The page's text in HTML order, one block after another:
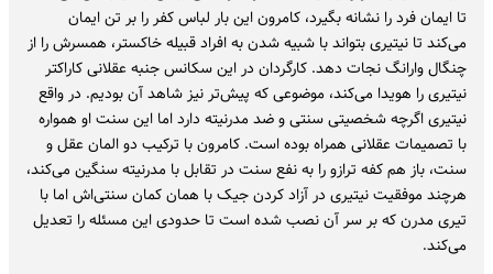
تا ایمان فرد را نشانه بگیرد، کامرون این بار لباس کفر را بر تن ایمان
می‌کند تا نیتیری بتواند با شبیه شدن به افراد قبیله خاکستر، همسرش را از
چنگال وارانگ نجات دهد. کارگردان در این سکانس جنبه عقلانی کاراکتر
نیتیری را هویدا می‌کند، موضوعی که پیش‌تر نیز شاهد آن بودیم. در واقع
نیتیری اگرچه شخصیتی سنتی و ضد مدرنیته دارد اما این سنت او همواره
با تصمیمات عقلانی همراه بوده است. کامرون با ترکیب دو المان عقل و
سنت، باز هم کفه ترازو را به نفع سنت در تقابل با مدرنیته سنگین می‌کند،
هرچند موفقیت نیتیری در آزاد کردن جیک با همان کمان سنتی‌اش اما با
تیری مدرن که بر سر آن نصب شده است تا حدودی این مسئله را تعدیل
می‌کند.